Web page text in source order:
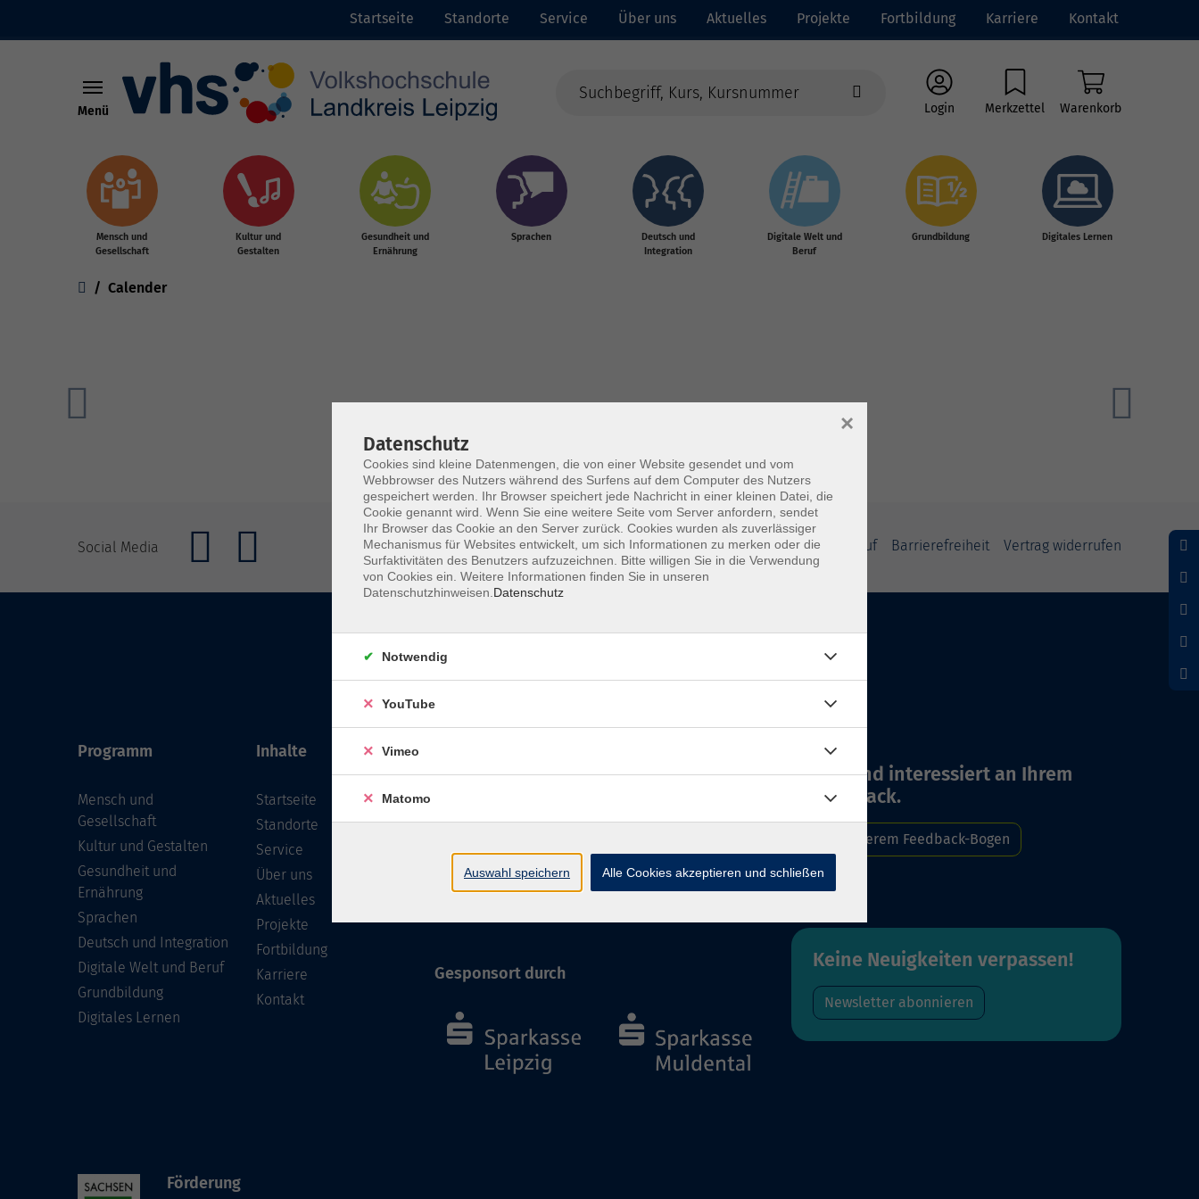
Startseite Standorte Service Über uns Aktuelles Projekte Fortbildung Karriere Kontakt
Menü Login Merkzettel Warenkorb
Mensch und
Gesellschaft
Kultur und
Gestalten
Gesundheit und
Ernährung
Sprachen
Deutsch und
Integration
Digitale Welt und
Beruf
Grundbildung Digitales Lernen
Calender
Social Media Impressum Datenschutzerklärung AGB und Widerruf Barrierefreiheit Vertrag widerrufen
Programm
Mensch und
Gesellschaft
Kultur und Gestalten
Gesundheit und
Ernährung
Sprachen
Deutsch und Integration
Digitale Welt und Beruf
Grundbildung
Digitales Lernen
Inhalte
Startseite
Standorte
Service
Über uns
Aktuelles
Projekte
Fortbildung
Karriere
Kontakt
Datenschutzerklärung
AGB und Widerruf
Barrierefreiheit
Gesponsort durch
Wir sind interessiert an Ihrem
Feedback.
Zu unserem Feedback-Bogen
Keine Neuigkeiten verpassen!
Newsletter abonnieren
Förderung
Datenschutz
Cookies sind kleine Datenmengen, die von einer Website gesendet und vom
Webbrowser des Nutzers während des Surfens auf dem Computer des Nutzers
gespeichert werden. Ihr Browser speichert jede Nachricht in einer kleinen Datei, die
Cookie genannt wird. Wenn Sie eine weitere Seite vom Server anfordern, sendet
Ihr Browser das Cookie an den Server zurück. Cookies wurden als zuverlässiger
Mechanismus für Websites entwickelt, um sich Informationen zu merken oder die
Surfaktivitäten des Benutzers aufzuzeichnen. Bitte willigen Sie in die Verwendung
von Cookies ein. Weitere Informationen finden Sie in unseren
Datenschutzhinweisen. Datenschutz
×
Notwendig
YouTube
Vimeo
Matomo
Auswahl speichern Alle Cookies akzeptieren und schließen